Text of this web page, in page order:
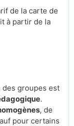
de la carte de
à partir de la
groupes est
.
, de
pour certains